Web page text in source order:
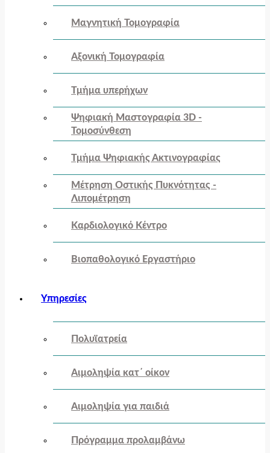
Μαγνητική Τομογραφία
Αξονική Τομογραφία
Τμήμα υπερήχων
Ψηφιακή Μαστογραφία 3D -
Τομοσύνθεση
Τμήμα Ψηφιακής Ακτινογραφίας
Μέτρηση Οστικής Πυκνότητας -
Λιπομέτρηση
Καρδιολογικό Κέντρο
Βιοπαθολογικό Εργαστήριο
Υπηρεσίες
Πολυϊατρεία
Αιμοληψία κατ΄ οίκον
Αιμοληψία για παιδιά
Πρόγραμμα προλαμβάνω